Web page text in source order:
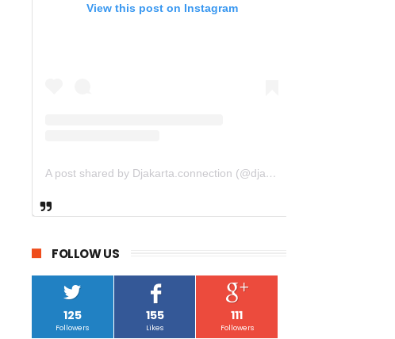
View this post on Instagram
A post shared by Djakarta.connection (@djakarta.connection)
FOLLOW US
125
Followers
155
Likes
111
Followers